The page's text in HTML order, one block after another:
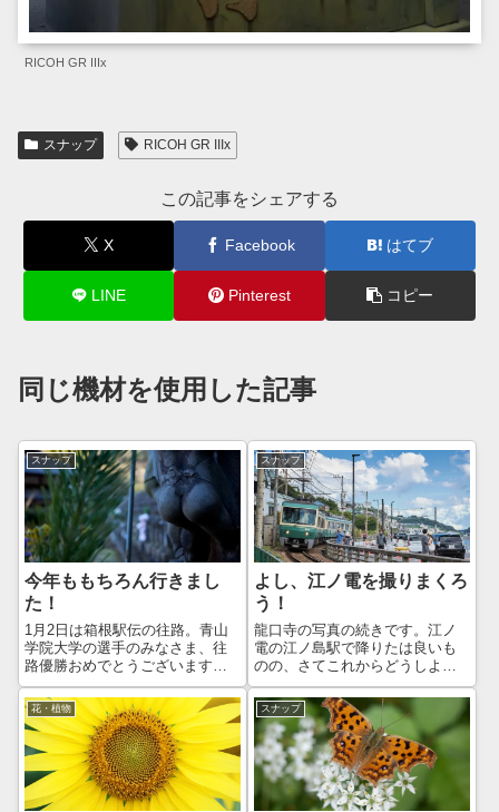
RICOH GR IIIx
スナップ RICOH GR IIIx
この記事をシェアする
X Facebook はてブ
LINE Pinterest コピー
同じ機材を使用した記事
スナップ
今年ももちろん行きまし
た！
1月2日は箱根駅伝の往路。青山
学院大学の選手のみなさま、往
路優勝おめでとうございます！
毎年、全日本、出雲よりも箱根
に照準を合わせているように思
うのですが、今年も圧巻の走り
でした。それにしても、今年の2
区はすごかったですねぇ。65分
台が3人と...
スナップ
よし、江ノ電を撮りまくろ
う！
龍口寺の写真の続きです。江ノ
電の江ノ島駅で降りたは良いも
のの、さてこれからどうしよ
う？となりまして、龍口寺で写
真を撮りつつ、今後の予定を思
案しておりました。で、どうし
たかと言いますと…よし、江ノ
電を撮りまくろう！ということ
になりました😊何を...
花・植物 スナップ